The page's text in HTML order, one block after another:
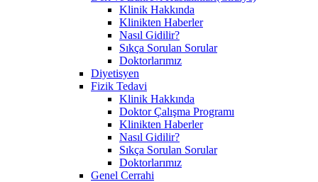
Klinik Hakkında
Klinikten Haberler
Nasıl Gidilir?
Sıkça Sorulan Sorular
Doktorlarımız
Diyetisyen
Fizik Tedavi
Klinik Hakkında
Doktor Çalışma Programı
Klinikten Haberler
Nasıl Gidilir?
Sıkça Sorulan Sorular
Doktorlarımız
Genel Cerrahi